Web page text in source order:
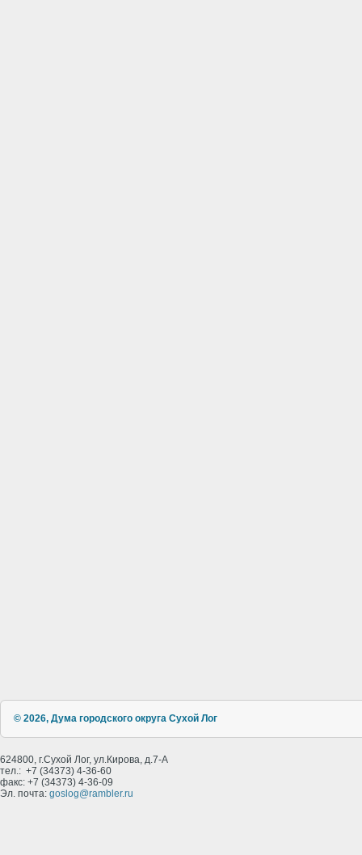
© 2026, Дума городского округа Сухой Лог
624800, г.Сухой Лог, ул.Кирова, д.7-А
тел.: +7 (34373) 4-36-60
факс: +7 (34373) 4-36-09
Эл. почта: goslog@rambler.ru